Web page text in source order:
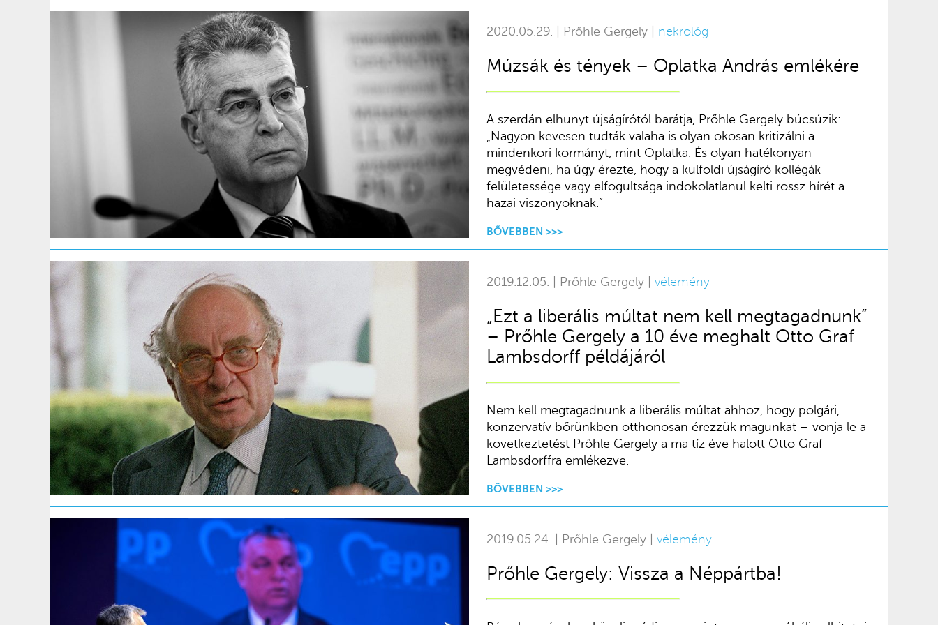
2020.05.29. | Prőhle Gergely | nekrológ
Múzsák és tények – Oplatka András emlékére
A szerdán elhunyt újságírótól barátja, Prőhle Gergely búcsúzik:
„Nagyon kevesen tudták valaha is olyan okosan kritizálni a
mindenkori kormányt, mint Oplatka. És olyan hatékonyan
megvédeni, ha úgy érezte, hogy a külföldi újságíró kollégák
felületessége vagy elfogultsága indokolatlanul kelti rossz hírét a
hazai viszonyoknak.”
BŐVEBBEN >>>
2019.12.05. | Prőhle Gergely | vélemény
„Ezt a liberális múltat nem kell megtagadnunk”
– Prőhle Gergely a 10 éve meghalt Otto Graf
Lambsdorff példájáról
Nem kell megtagadnunk a liberális múltat ahhoz, hogy polgári,
konzervatív bőrünkben otthonosan érezzük magunkat – vonja le a
következtetést Prőhle Gergely a ma tíz éve halott Otto Graf
Lambsdorffra emlékezve.
BŐVEBBEN >>>
2019.05.24. | Prőhle Gergely | vélemény
Prőhle Gergely: Vissza a Néppártba!